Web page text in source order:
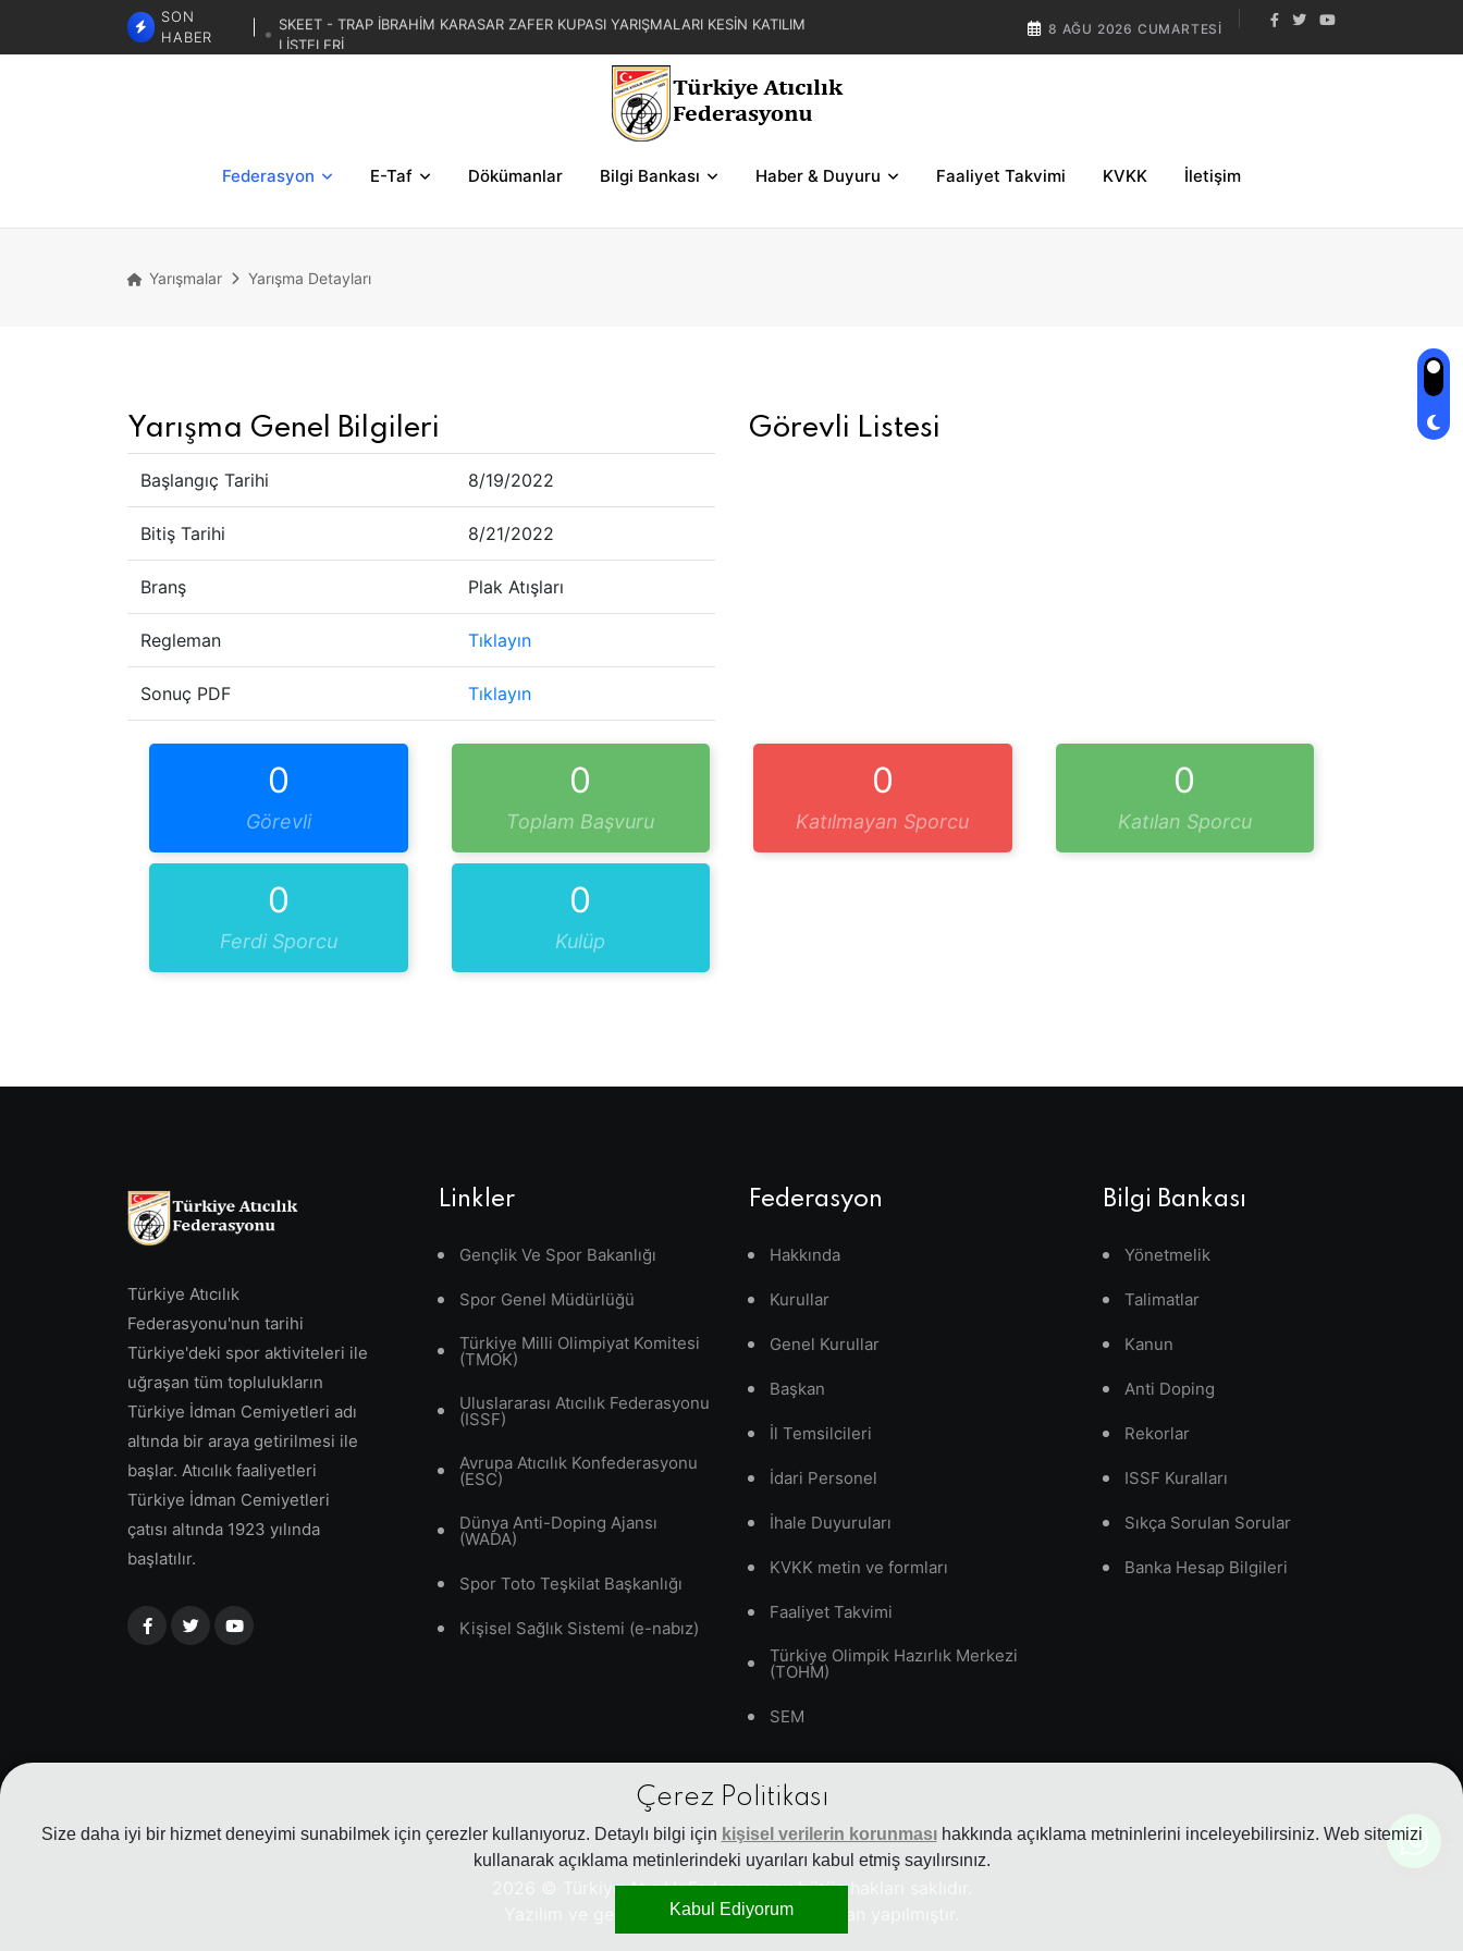
Çerez Politikası
Size daha iyi bir hizmet deneyimi sunabilmek için çerezler kullanıyoruz. Detaylı bilgi için kişisel verilerin korunmasıhakkında açıklama metninlerini inceleyebilirsiniz. Web sitemizi
kullanarak açıklama metinlerindeki uyarıları kabul etmiş sayılırsınız.
Kabul Ediyorum
SON
HABER
SKEET - TRAP İBRAHİM KARASAR ZAFER KUPASI YARIŞMALARI KESİN KATILIM
LİSTELERİ
TRAP 3. BÖLGESEL YAZ KUPASI YARIŞMA REGLAMANI
TRAP İBRAHİM KARASAR ZAFER KUPASI YARIŞMASI SERİLERİ VE ŞEMALAR
8 AĞU 2026 CUMARTESI
Federasyon E-Taf Dökümanlar Bilgi Bankası Haber & Duyuru Faaliyet Takvimi KVKK İletişim
Yarışmalar Yarışma Detayları
Yarışma Genel Bilgileri
Başlangıç Tarihi 8/19/2022
Bitiş Tarihi 8/21/2022
Branş Plak Atışları
Regleman Tıklayın
Sonuç PDF Tıklayın
Görevli Listesi
0
Görevli
0
Toplam Başvuru
0
Katılmayan Sporcu
0
Katılan Sporcu
0
Ferdi Sporcu
0
Kulüp
Türkiye Atıcılık
Federasyonu'nun tarihi
Türkiye'deki spor aktiviteleri ile
uğraşan tüm toplulukların
Türkiye İdman Cemiyetleri adı
altında bir araya getirilmesi ile
başlar. Atıcılık faaliyetleri
Türkiye İdman Cemiyetleri
çatısı altında 1923 yılında
başlatılır.
Linkler
Gençlik Ve Spor Bakanlığı
Spor Genel Müdürlüğü
Türkiye Milli Olimpiyat Komitesi
(TMOK)
Uluslararası Atıcılık Federasyonu
(ISSF)
Avrupa Atıcılık Konfederasyonu
(ESC)
Dünya Anti-Doping Ajansı
(WADA)
Spor Toto Teşkilat Başkanlığı
Kişisel Sağlık Sistemi (e-nabız)
Federasyon
Hakkında
Kurullar
Genel Kurullar
Başkan
İl Temsilcileri
İdari Personel
İhale Duyuruları
KVKK metin ve formları
Faaliyet Takvimi
Türkiye Olimpik Hazırlık Merkezi
(TOHM)
SEM
Bilgi Bankası
Yönetmelik
Talimatlar
Kanun
Anti Doping
Rekorlar
ISSF Kuralları
Sıkça Sorulan Sorular
Banka Hesap Bilgileri
© Türkiye Atıcılık Federasyonu bütün hakları saklıdır.
Yazılım ve geliştirmePeaker Softtarafından yapılmıştır.